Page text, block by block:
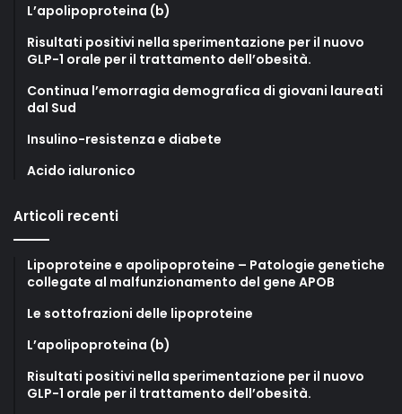
L’apolipoproteina (b)
Risultati positivi nella sperimentazione per il nuovo
GLP-1 orale per il trattamento dell’obesità.
Continua l’emorragia demografica di giovani laureati
dal Sud
Insulino-resistenza e diabete
Acido ialuronico
Articoli recenti
Lipoproteine e apolipoproteine – Patologie genetiche
collegate al malfunzionamento del gene APOB
Le sottofrazioni delle lipoproteine
L’apolipoproteina (b)
Risultati positivi nella sperimentazione per il nuovo
GLP-1 orale per il trattamento dell’obesità.